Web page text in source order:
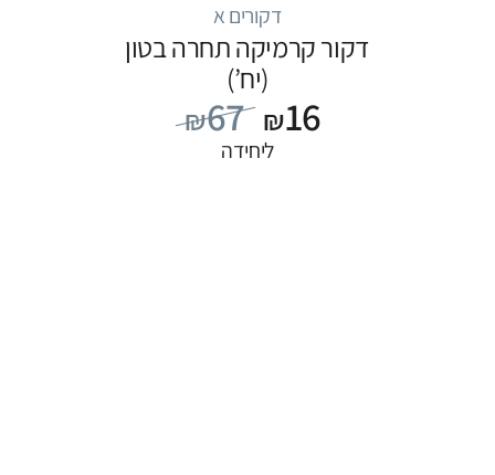
דקורים א
דקור קרמיקה תחרה בטון
(יח’)
₪67 ₪16
ליחידה